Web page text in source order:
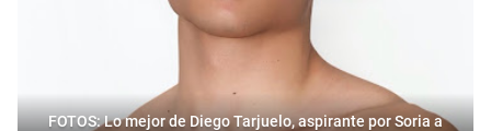
FOTOS: Lo mejor de Diego Tarjuelo, aspirante por Soria a